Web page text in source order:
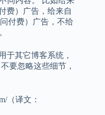
费）广告，给来自
付费）广告，不给
于其它博客系统，
要忽略这些细节，
（译文：